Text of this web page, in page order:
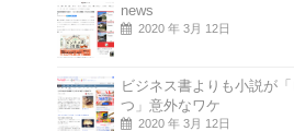
news
2020 年 3月 12日
ビジネス書よりも小説が
つ」意外なワケ
2020 年 3月 12日